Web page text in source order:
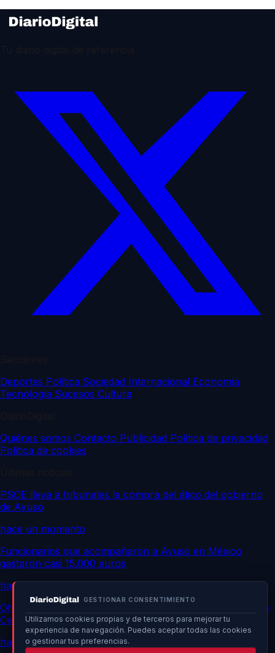
GESTIONAR CONSENTIMIENTO
Utilizamos cookies propias y de terceros para mejorar tu
experiencia de navegación. Puedes aceptar todas las cookies
o gestionar tus preferencias.
Deportes Política Sociedad Internacional Economía
Tecnología Sucesos Cultura
Quiénes somos Contacto Publicidad Política de privacidad
Política de cookies
PSOE lleva a tribunales la compra del ático del gobierno
de Ayuso
hace un momento
Funcionarios que acompañaron a Ayuso en México
gastaron casi 15.000 euros
hace un momento
ONG marroquíes informan de 141 muertos en frontera de
Ceuta
hace un momento